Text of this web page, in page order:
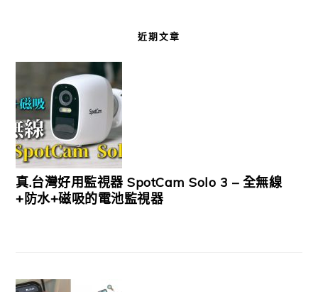
近期文章
真.台灣好用監視器 SpotCam Solo 3 – 全無線
+防水+磁吸的電池監視器